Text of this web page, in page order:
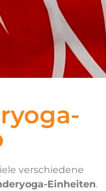
verschiedene
Einheiten.